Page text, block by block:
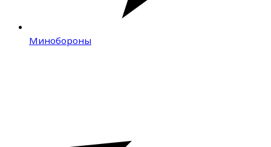
Минобороны